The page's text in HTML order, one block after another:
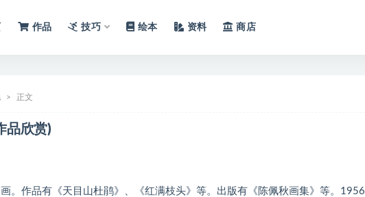
作品 技巧 绘本 资料 商店
正文
品欣赏)
。作品有《天目山杜鹃》、《红满枝头》等。出版有《陈佩秋画集》等。1956